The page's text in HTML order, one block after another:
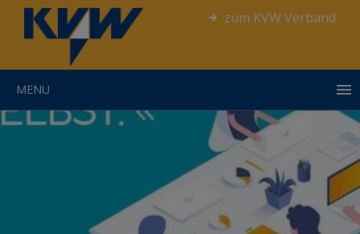
zum KVW Verband
MENU